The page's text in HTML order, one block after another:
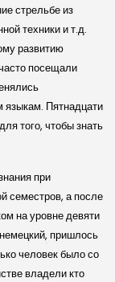
стрельбе из
техники и т.д.
развитию
посещали
языкам. Пятнадцати
того, чтобы знать
при
семестров, а после
на уровне девяти
пришлось
человек было со
владели кто